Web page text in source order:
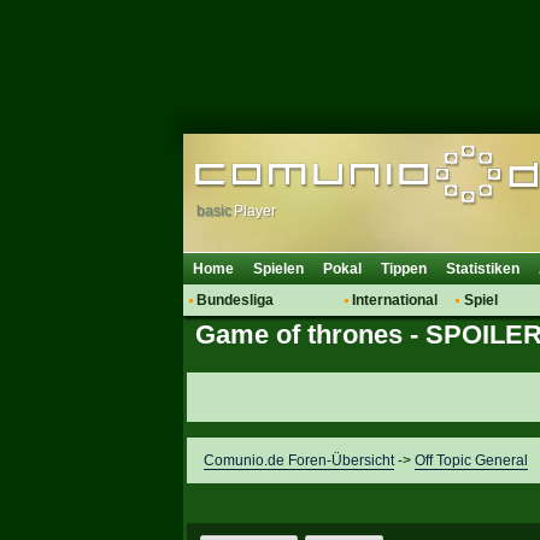
basic Player
Home Spielen Pokal Tippen Statistiken
Bundesliga
Hot News
Vereinsdiskussion
International
Vereine
Spiel
Regeln &
Game of thrones -
Comunio.de Foren-Übersicht-> Off Topic General